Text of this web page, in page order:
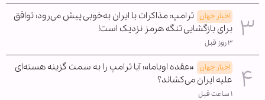
اخبار جهان ترامپ: مذاکرات با ایران به‌خوبی پیش می‌رود؛ توافق
برای بازگشایی تنگه هرمز نزدیک است!
۳ روز قبل
اخبار جهان «عقده اوباما»؛ آیا ترامپ را به سمت گزینه هسته‌ای
علیه ایران می‌کشاند؟
۱ ساعت قبل